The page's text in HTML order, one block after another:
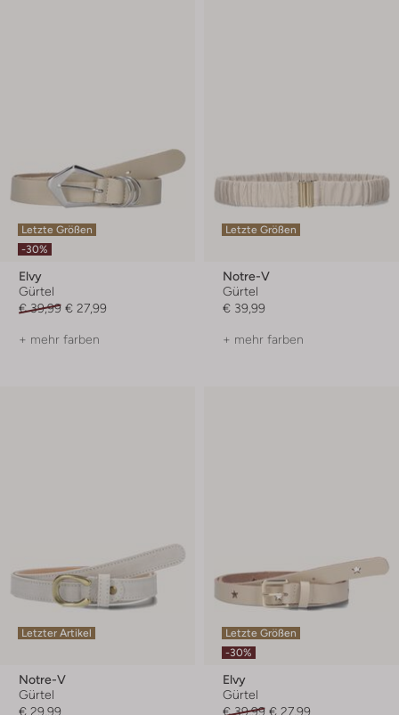
Letzte Größen
-30%
Elvy
Gürtel
€ 39,99 € 27,99
+ mehr farben
Letzte Größen
Notre-V
Gürtel
€ 39,99
+ mehr farben
Letzter Artikel
Notre-V
Gürtel
€ 29,99
Letzte Größen
-30%
Elvy
Gürtel
€ 39,99 € 27,99